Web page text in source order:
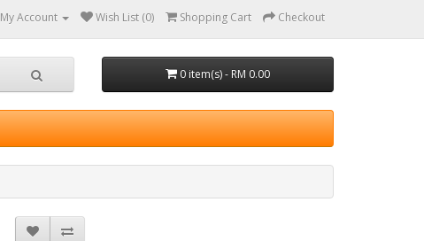
My Account Wish List (0) Shopping Cart Checkout
0 item(s) - RM 0.00